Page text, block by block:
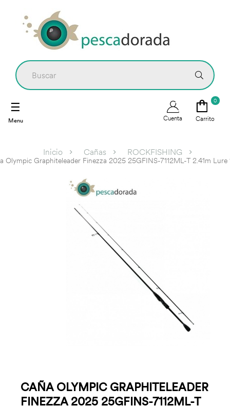
Cuenta
0
Carrito
Navegación
de
☰
Inicio Cañas ROCKFISHING
Olympic Graphiteleader Finezza 2025 25GFINS-7112ML-T 2.41m Lure
CAÑA OLYMPIC GRAPHITELEADER
FINEZZA 2025 25GFINS-7112ML-T